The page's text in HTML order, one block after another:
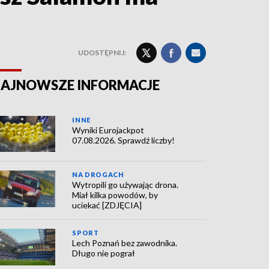
UDOSTĘPNIJ:
INFORMACJE
INNE
Wyniki Eurojackpot
07.08.2026. Sprawdź liczby!
NA DROGACH
Wytropili go używając drona.
Miał kilka powodów, by
uciekać [ZDJĘCIA]
SPORT
Lech Poznań bez zawodnika.
Długo nie pograł